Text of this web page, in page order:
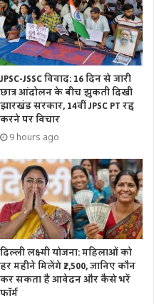
रहे हैं तो टमाटर का सेवन करने
मौजूद होता है जो डायरिया
JPSC-JSSC विवाद: 16 दिन से जारी
छात्र आंदोलन के बीच झुकती दिखी
झारखंड सरकार, 14वीं JPSC PT रद्द
करने पर विचार
9 hours ago
दिल्ली लक्ष्मी योजना: महिलाओं को
हर महीने मिलेंगे ₹2,500, जानिए कौन
कर सकता है आवेदन और कैसे भरें
फॉर्म